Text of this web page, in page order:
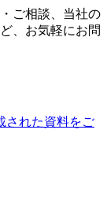
ご相談、当社の
、お気軽にお問
された資料をご